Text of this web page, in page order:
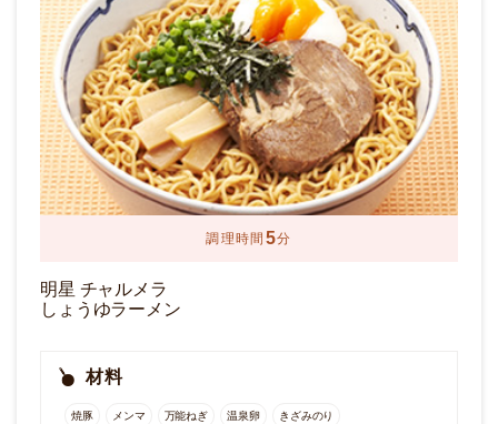
調理時間 5分
明星 チャルメラ
しょうゆラーメン
材料
焼豚 メンマ 万能ねぎ 温泉卵 きざみのり